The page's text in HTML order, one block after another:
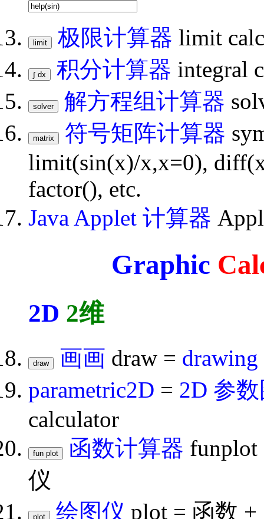
极限计算器 limit
积分计算器 integral
解方程组计算器
符号矩阵计算器
limit(sin(x)/x,x=0),
factor(), etc.
Java Applet 计算器
Graphic
2D 2维
画画 draw = drawing
parametric2D = 2D 参
calculator
函数计算器
仪
绘图仪 plot = 函数